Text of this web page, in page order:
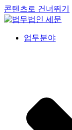
콘텐츠로 건너뛰기
업무분야